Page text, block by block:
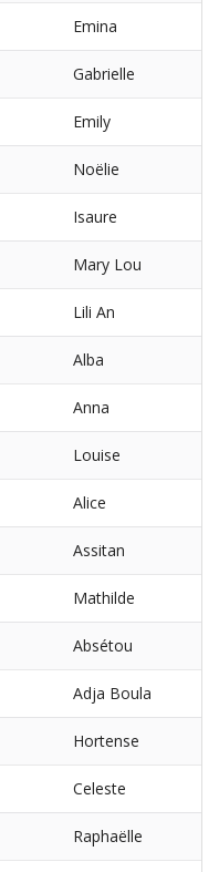
Emina
Gabrielle
Emily
Noëlie
Isaure
Mary Lou
Lili An
Alba
Anna
Louise
Alice
Assitan
Mathilde
Absétou
Adja Boula
Hortense
Celeste
Raphaëlle